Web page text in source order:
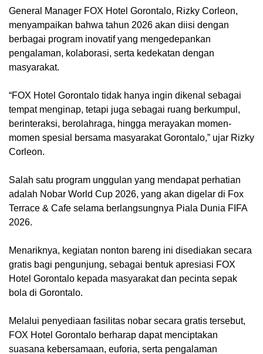
‎General Manager FOX Hotel Gorontalo, Rizky Corleon,
menyampaikan bahwa tahun 2026 akan diisi dengan
berbagai program inovatif yang mengedepankan
pengalaman, kolaborasi, serta kedekatan dengan
masyarakat.
‎“FOX Hotel Gorontalo tidak hanya ingin dikenal sebagai
tempat menginap, tetapi juga sebagai ruang berkumpul,
berinteraksi, berolahraga, hingga merayakan momen-
momen spesial bersama masyarakat Gorontalo,” ujar Rizky
Corleon.
‎Salah satu program unggulan yang mendapat perhatian
adalah Nobar World Cup 2026, yang akan digelar di Fox
Terrace & Cafe selama berlangsungnya Piala Dunia FIFA
2026.
‎Menariknya, kegiatan nonton bareng ini disediakan secara
gratis bagi pengunjung, sebagai bentuk apresiasi FOX
Hotel Gorontalo kepada masyarakat dan pecinta sepak
bola di Gorontalo.
‎Melalui penyediaan fasilitas nobar secara gratis tersebut,
FOX Hotel Gorontalo berharap dapat menciptakan
suasana kebersamaan, euforia, serta pengalaman